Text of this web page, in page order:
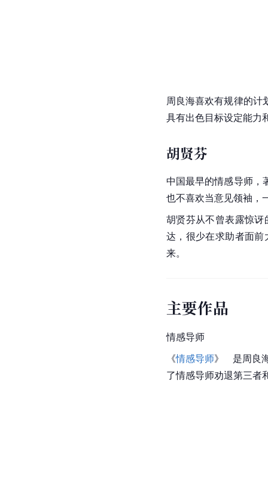
周良海喜欢有规律的计
具有出色目标设定能力
胡贤芬
中国最早的情感导师，
也不喜欢当意见领袖，
胡贤芬从不曾表露惊
达，很少在求助者面
来。
主要作品
情感导师
《情感导师》   是周良
了情感导师劝退第三者